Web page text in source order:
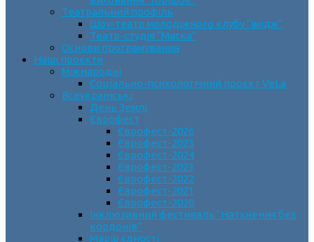
Театральний профіль
Шоу-театр молодіжного клубу “Імідж”
Театр-студія “Маска”
Основи програмування
Наші проєкти
Міжнародні
Соціально-психологічний проєкт VeLa
Всеукраїнські
День Землі
Єврофест
Єврофест-2026
Єврофест-2025
Єврофест-2024
Єврофест-2023
Єврофест-2022
Єврофест-2021
Єврофест-2020
Інклюзивний фестиваль “Натхнення без
кордонів”
Марш єдності